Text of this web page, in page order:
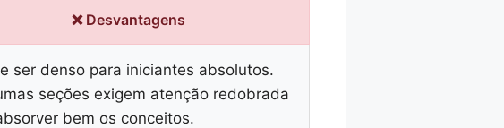
❌ Desvantagens
ser denso para iniciantes absolutos.
seções exigem atenção redobrada
bem os conceitos.